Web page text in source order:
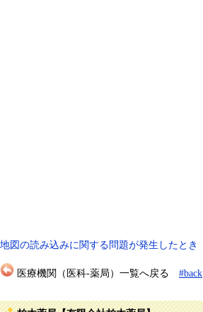
地図の読み込みに関する問題が発生したとき
医療機関（医科-薬局）一覧へ戻る #back